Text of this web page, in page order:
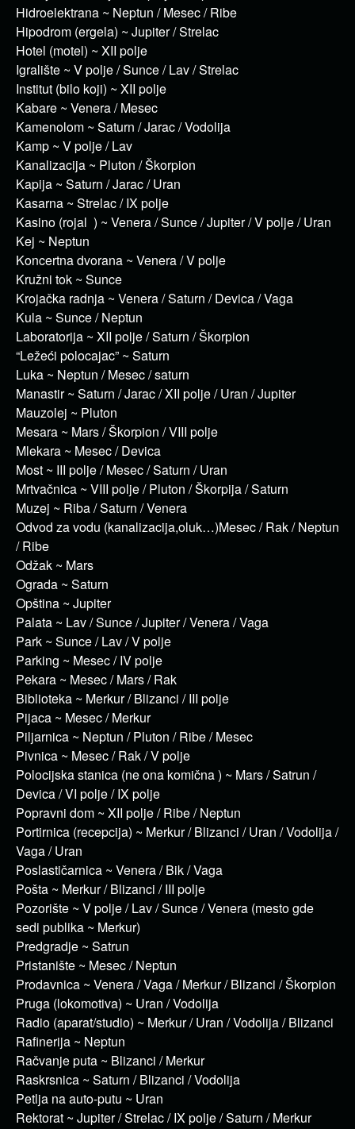
Hidroelektrana ~ Neptun / Mesec / Ribe
Hipodrom (ergela) ~ Jupiter / Strelac
Hotel (motel) ~ XII polje
Igralište ~ V polje / Sunce / Lav / Strelac
Institut (bilo koji) ~ XII polje
Kabare ~ Venera / Mesec
Kamenolom ~ Saturn / Jarac / Vodolija
Kamp ~ V polje / Lav
Kanalizacija ~ Pluton / Škorpion
Kapija ~ Saturn / Jarac / Uran
Kasarna ~ Strelac / IX polje
Kasino (rojal ) ~ Venera / Sunce / Jupiter / V polje / Uran
Kej ~ Neptun
Koncertna dvorana ~ Venera / V polje
Kružni tok ~ Sunce
Krojačka radnja ~ Venera / Saturn / Devica / Vaga
Kula ~ Sunce / Neptun
Laboratorija ~ XII polje / Saturn / Škorpion
“Ležeći polocajac” ~ Saturn
Luka ~ Neptun / Mesec / saturn
Manastir ~ Saturn / Jarac / XII polje / Uran / Jupiter
Mauzolej ~ Pluton
Mesara ~ Mars / Škorpion / VIII polje
Mlekara ~ Mesec / Devica
Most ~ III polje / Mesec / Saturn / Uran
Mrtvačnica ~ VIII polje / Pluton / Škorpija / Saturn
Muzej ~ Riba / Saturn / Venera
Odvod za vodu (kanalizacija,oluk…)Mesec / Rak / Neptun
/ Ribe
Odžak ~ Mars
Ograda ~ Saturn
Opština ~ Jupiter
Palata ~ Lav / Sunce / Jupiter / Venera / Vaga
Park ~ Sunce / Lav / V polje
Parking ~ Mesec / IV polje
Pekara ~ Mesec / Mars / Rak
Biblioteka ~ Merkur / Blizanci / III polje
Pijaca ~ Mesec / Merkur
Piljarnica ~ Neptun / Pluton / Ribe / Mesec
Pivnica ~ Mesec / Rak / V polje
Polocijska stanica (ne ona komična ) ~ Mars / Satrun /
Devica / VI polje / IX polje
Popravni dom ~ XII polje / Ribe / Neptun
Portirnica (recepcija) ~ Merkur / Blizanci / Uran / Vodolija /
Vaga / Uran
Poslastičarnica ~ Venera / Bik / Vaga
Pošta ~ Merkur / Blizanci / III polje
Pozorište ~ V polje / Lav / Sunce / Venera (mesto gde
sedi publika ~ Merkur)
Predgradje ~ Satrun
Pristanište ~ Mesec / Neptun
Prodavnica ~ Venera / Vaga / Merkur / Blizanci / Škorpion
Pruga (lokomotiva) ~ Uran / Vodolija
Radio (aparat/studio) ~ Merkur / Uran / Vodolija / Blizanci
Rafinerija ~ Neptun
Račvanje puta ~ Blizanci / Merkur
Raskrsnica ~ Saturn / Blizanci / Vodolija
Petlja na auto-putu ~ Uran
Rektorat ~ Jupiter / Strelac / IX polje / Saturn / Merkur